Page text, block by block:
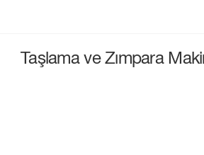
Taşlama ve Zımpara